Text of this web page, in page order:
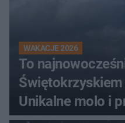
WAKACJE 2026
To
Świętokrzyskiem
Unikalne molo i